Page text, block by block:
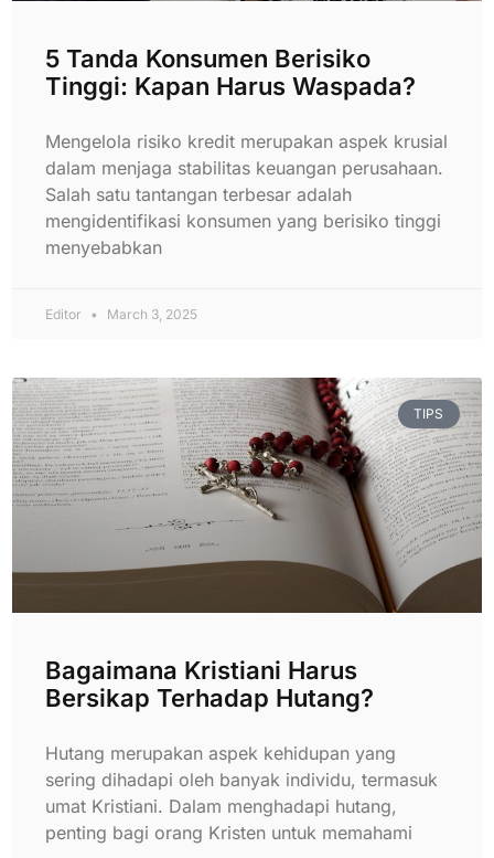
5 Tanda Konsumen Berisiko
Tinggi: Kapan Harus Waspada?
Mengelola risiko kredit merupakan aspek krusial
dalam menjaga stabilitas keuangan perusahaan.
Salah satu tantangan terbesar adalah
mengidentifikasi konsumen yang berisiko tinggi
menyebabkan
Editor March 3, 2025
TIPS
Bagaimana Kristiani Harus
Bersikap Terhadap Hutang?
Hutang merupakan aspek kehidupan yang
sering dihadapi oleh banyak individu, termasuk
umat Kristiani. Dalam menghadapi hutang,
penting bagi orang Kristen untuk memahami